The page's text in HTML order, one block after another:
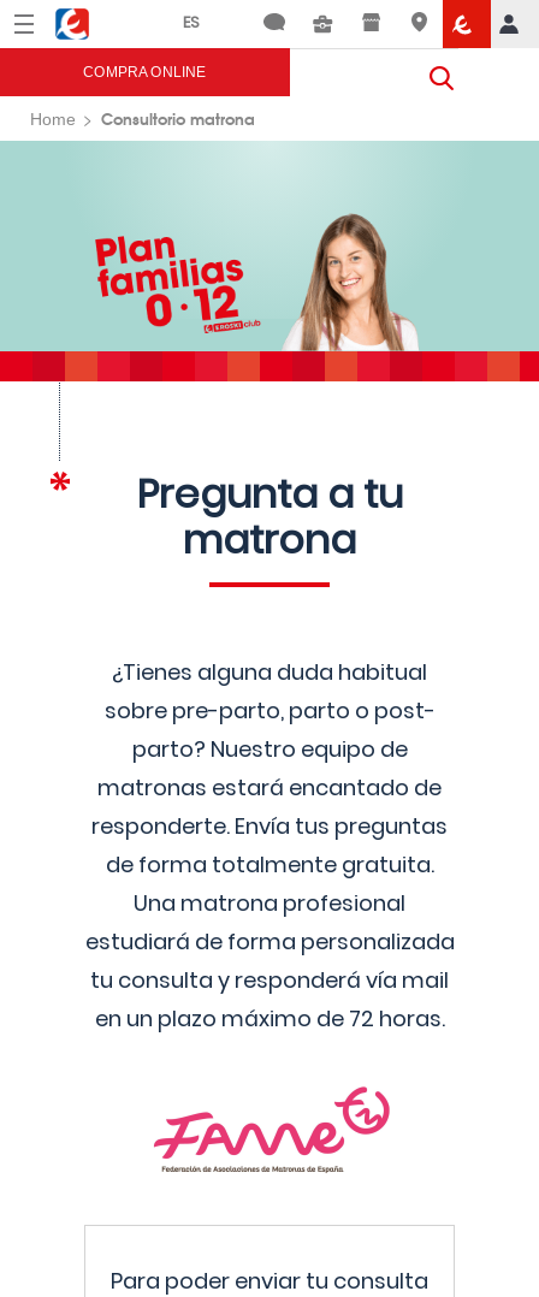
Menú Eroski
COMPRA ONLINE
Home Consultorio matrona
Pregunta a tu
matrona
¿Tienes alguna duda habitual
sobre pre-parto, parto o post-
parto? Nuestro equipo de
matronas estará encantado de
responderte. Envía tus preguntas
de forma totalmente gratuita.
Una matrona profesional
estudiará de forma personalizada
tu consulta y responderá vía mail
en un plazo máximo de 72 horas.
Para poder enviar tu consulta